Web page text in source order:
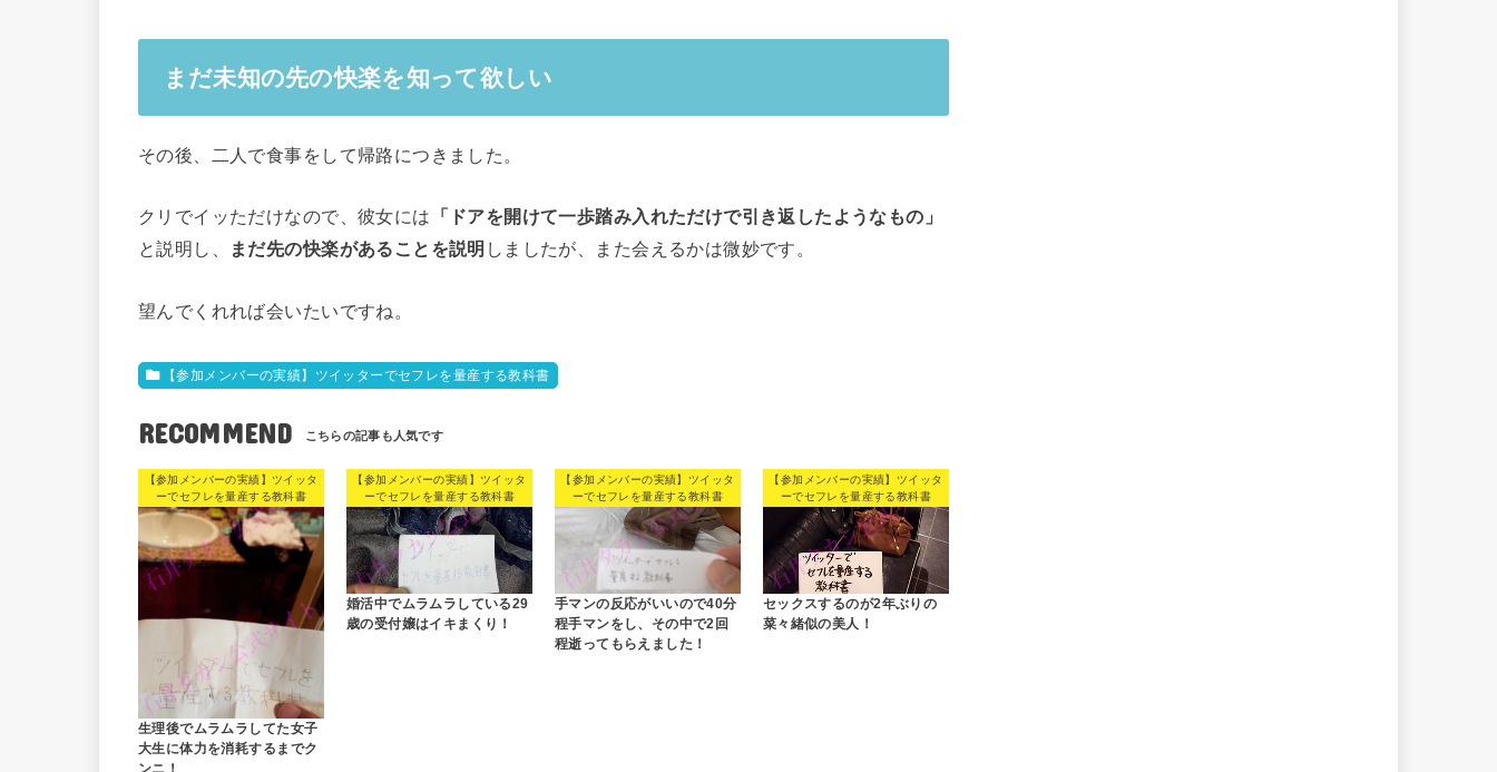
まだ未知の先の快楽を知って欲しい
その後、二人で食事をして帰路につきました。
クリでイッただけなので、彼女には 「ドアを開けて一歩踏み入れただけで引き返したようなもの」
と説明し、
まだ先の快楽があることを説明 しましたが、また会えるかは微妙です。
望んでくれれば会いたいですね。
【参加メンバーの実績】ツイッターでセフレを量産する教科書
RECOMMEND
【参加メンバーの実績】ツイッタ
ーでセフレを量産する教科書
生理後でムラムラしてた女子
大生に体力を消耗するまでク
ンニ！
【参加メンバーの実績】ツイッタ
ーでセフレを量産する教科書
婚活中でムラムラしている29
歳の受付嬢はイキまくり！
【参加メンバーの実績】ツイッタ
ーでセフレを量産する教科書
手マンの反応がいいので40分
程手マンをし、その中で2回
程逝ってもらえました！
【参加メンバーの実績】ツイッタ
ーでセフレを量産する教科書
セックスするのが2年ぶりの
菜々緒似の美人！